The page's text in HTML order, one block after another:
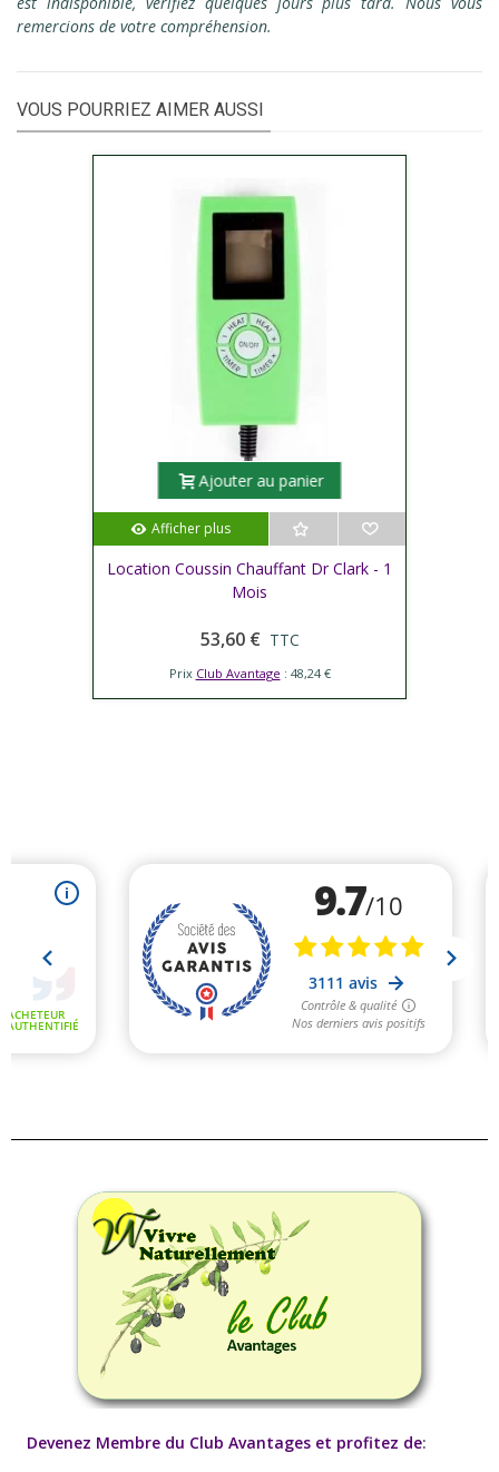
remercions de votre compréhension.
VOUS POURRIEZ AIMER AUSSI
Ajouter au panier
Afficher plus
Location Coussin Chauffant Dr Clark - 1
Mois
53,60 € TTC
Prix Club Avantage : 48,24 €
Devenez Membre du Club Avantages et profitez de: